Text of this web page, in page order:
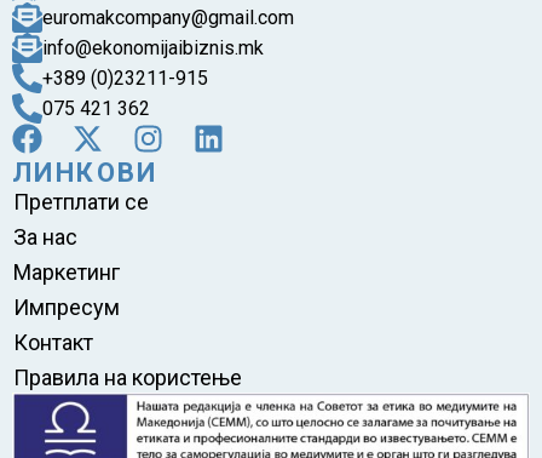
euromakcompany@gmail.com
info@ekonomijaibiznis.mk
+389 (0)23211-915
075 421 362
ЛИНКОВИ
Претплати се
За нас
Маркетинг
Импресум
Контакт
Правила на користење